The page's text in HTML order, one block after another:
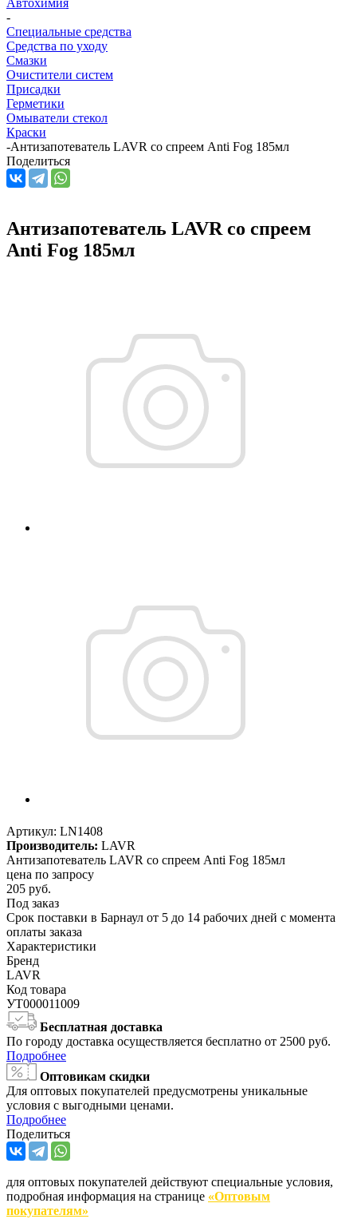
-
Специальные средства
Средства по уходу
Смазки
Очистители систем
Присадки
Герметики
Омыватели стекол
Краски
-Антизапотеватель LAVR со спреем Anti Fog 185мл
Поделиться
Антизапотеватель LAVR со спреем
Anti Fog 185мл
Артикул: LN1408
Производитель: LAVR
Антизапотеватель LAVR со спреем Anti Fog 185мл
цена по запросу
205 руб.
Под заказ
Срок поставки в Барнаул от 5 до 14 рабочих дней с момента
оплаты заказа
Характеристики
Бренд
LAVR
Код товара
УТ000011009
Бесплатная доставка
По городу доставка осуществляется бесплатно от 2500 руб.
Подробнее
Оптовикам скидки
Для оптовых покупателей предусмотрены уникальные
условия с выгодными ценами.
Подробнее
Поделиться
для оптовых покупателей действуют специальные условия,
подробная информация на странице «Оптовым
покупателям»